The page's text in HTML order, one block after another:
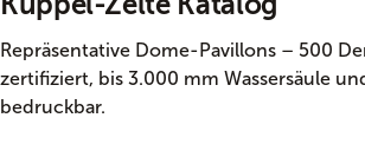
Repräsentative Dome-Pavillons – 500
zertifiziert, bis 3.000 mm Wassersäule
bedruckbar.